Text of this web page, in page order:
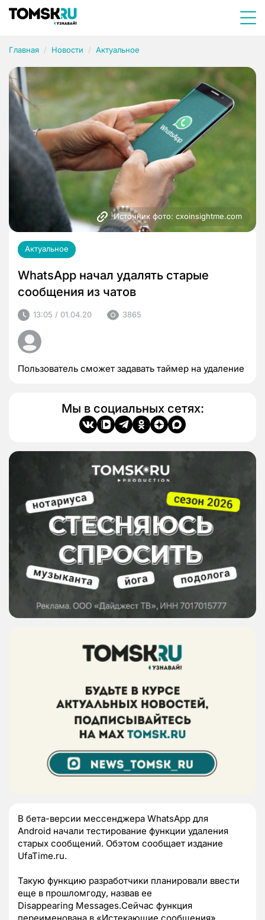
Главная Новости Актуальное
Источник фото: cxoinsightme.com
Актуальное
WhatsApp начал удалять старые
сообщения из чатов
13:05 / 01.04.20 3865
Пользователь сможет задавать таймер на удаление
Мы в социальных сетях:
В бета-версии мессенджера WhatsApp для
Android начали тестирование функции удаления
старых сообщений. Обэтом сообщает издание
UfaTime.ru.
Такую функцию разработчики планировали ввести
еще в прошломгоду, назвав ее
Disappearing Messages.Сейчас функция